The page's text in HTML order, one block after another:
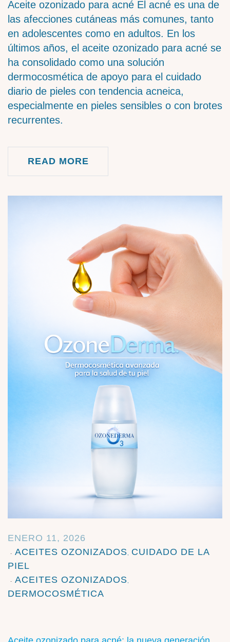
Aceite ozonizado para acné El acné es una de
las afecciones cutáneas más comunes, tanto
en adolescentes como en adultos. En los
últimos años, el aceite ozonizado para acné se
ha consolidado como una solución
dermocosmética de apoyo para el cuidado
diario de pieles con tendencia acneica,
especialmente en pieles sensibles o con brotes
recurrentes.
READ MORE
ENERO 11, 2026
ACEITES OZONIZADOS CUIDADO DE LA
PIEL
ACEITES OZONIZADOS
DERMOCOSMÉTICA